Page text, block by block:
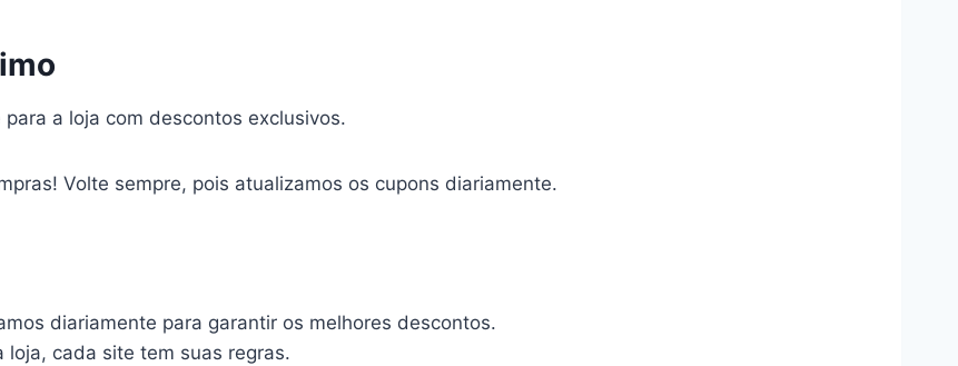
a loja com descontos exclusivos.
Volte sempre, pois atualizamos os cupons diariamente.
diariamente para garantir os melhores descontos.
loja, cada site tem suas regras.